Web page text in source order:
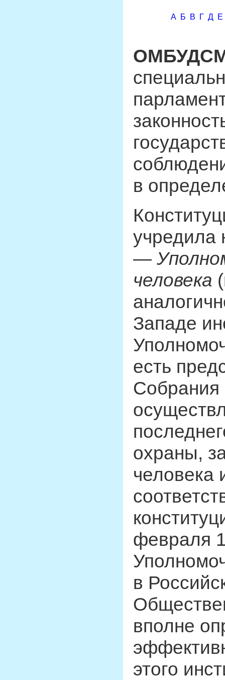
А Б В Г Д Е
в
учредила
—
человека
Западе
есть
Собрания
охраны,
человека
февраля
в
вполне
этого